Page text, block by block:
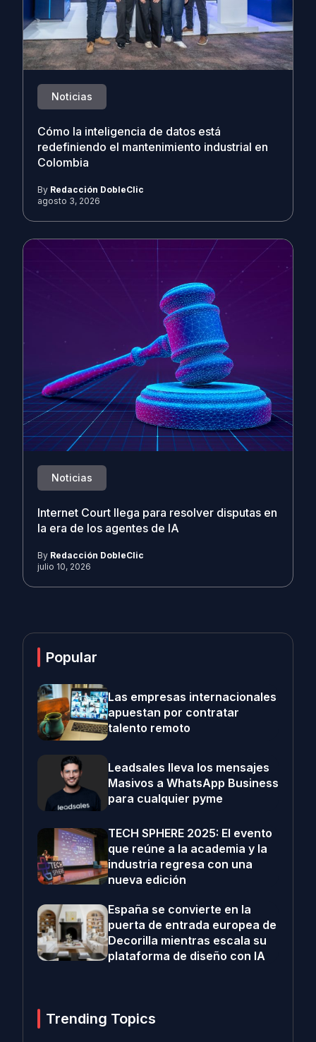
Noticias
Cómo la inteligencia de datos está
redefiniendo el mantenimiento industrial en
Colombia
By Redacción DobleClic
agosto 3, 2026
Noticias
Internet Court llega para resolver disputas en
la era de los agentes de IA
By Redacción DobleClic
julio 10, 2026
Popular
Las empresas internacionales
apuestan por contratar
talento remoto
Leadsales lleva los mensajes
Masivos a WhatsApp Business
para cualquier pyme
TECH SPHERE 2025: El evento
que reúne a la academia y la
industria regresa con una
nueva edición
España se convierte en la
puerta de entrada europea de
Decorilla mientras escala su
plataforma de diseño con IA
Trending Topics